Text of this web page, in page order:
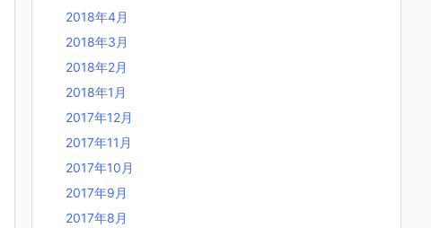
2018年4月
2018年3月
2018年2月
2018年1月
2017年12月
2017年11月
2017年10月
2017年9月
2017年8月